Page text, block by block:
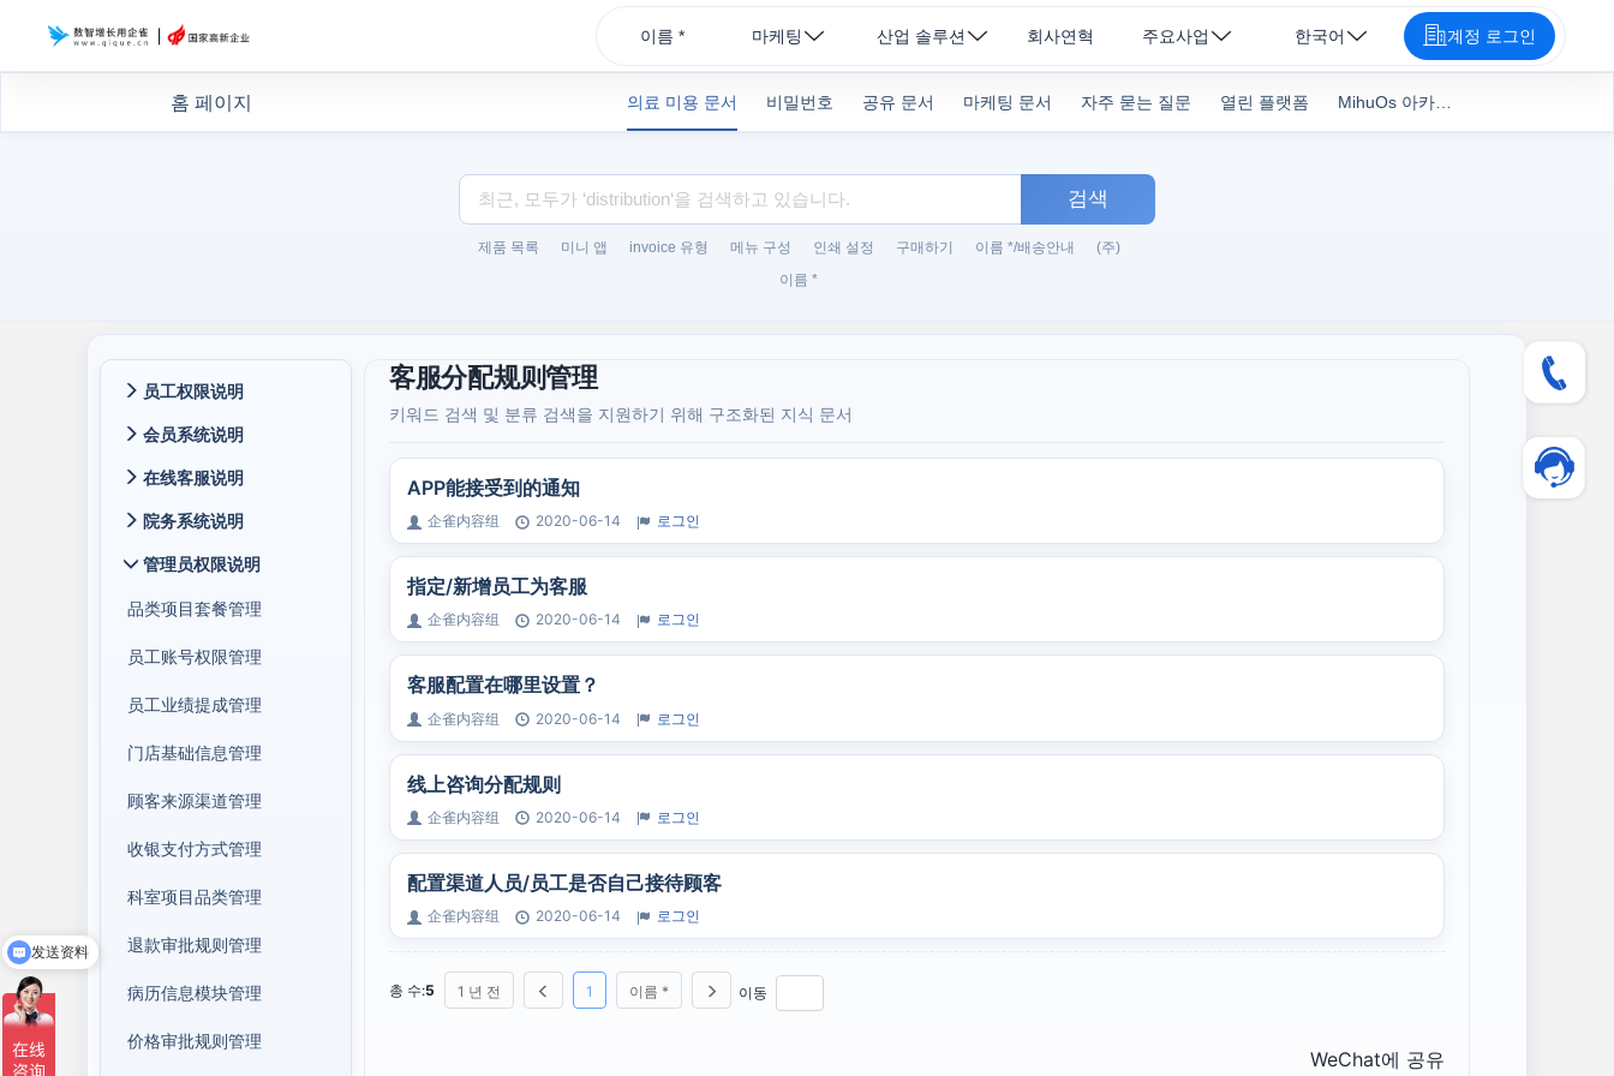
이름 * 마케팅 산업 솔루션 회사연혁 주요사업 한국어 계정 로그인
홈 페이지 의료 미용 문서 비밀번호 공유 문서 마케팅 문서 자주 묻는 질문 열린 플랫폼
검색
제품 목록 미니 앱 invoice 유형 메뉴 구성 인쇄 설정 구매하기 이름 */배송안내
(주)
이름 *
员工权限说明
会员系统说明
在线客服说明
院务系统说明
管理员权限说明
品类项目套餐管理
员工账号权限管理
员工业绩提成管理
门店基础信息管理
顾客来源渠道管理
收银支付方式管理
科室项目品类管理
退款审批规则管理
病历信息模块管理
价格审批规则管理
客服分配规则管理
키워드 검색 및 분류 검색을 지원하기 위해 구조화된 지식 문서
APP能接受到的通知
企雀内容组 2020-06-14 로그인
指定/新增员工为客服
企雀内容组 2020-06-14 로그인
客服配置在哪里设置？
企雀内容组 2020-06-14 로그인
线上咨询分配规则
企雀内容组 2020-06-14 로그인
配置渠道人员/员工是否自己接待顾客
企雀内容组 2020-06-14 로그인
총 수:5 1 년 전 1 이름 * 이동
WeChat에 공유
发送资料